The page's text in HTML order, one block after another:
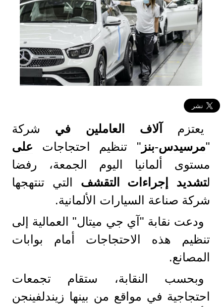
يعتزم آلاف العاملين في شركة
"مرسيدس-بنز " تنظيم احتجاجات على
مستوى ألمانيا اليوم الجمعة، رفضا
لتشديد إجراءات التقشف التي تنتهجها
شركة صناعة السيارات الألمانية.
ودعت نقابة "آي جي ميتال" العمالية إلى
تنظيم هذه الاحتجاجات أمام بوابات
المصانع.
وبحسب النقابة، ستقام تجمعات
احتجاجية في مواقع من بينها زيندلفينجن